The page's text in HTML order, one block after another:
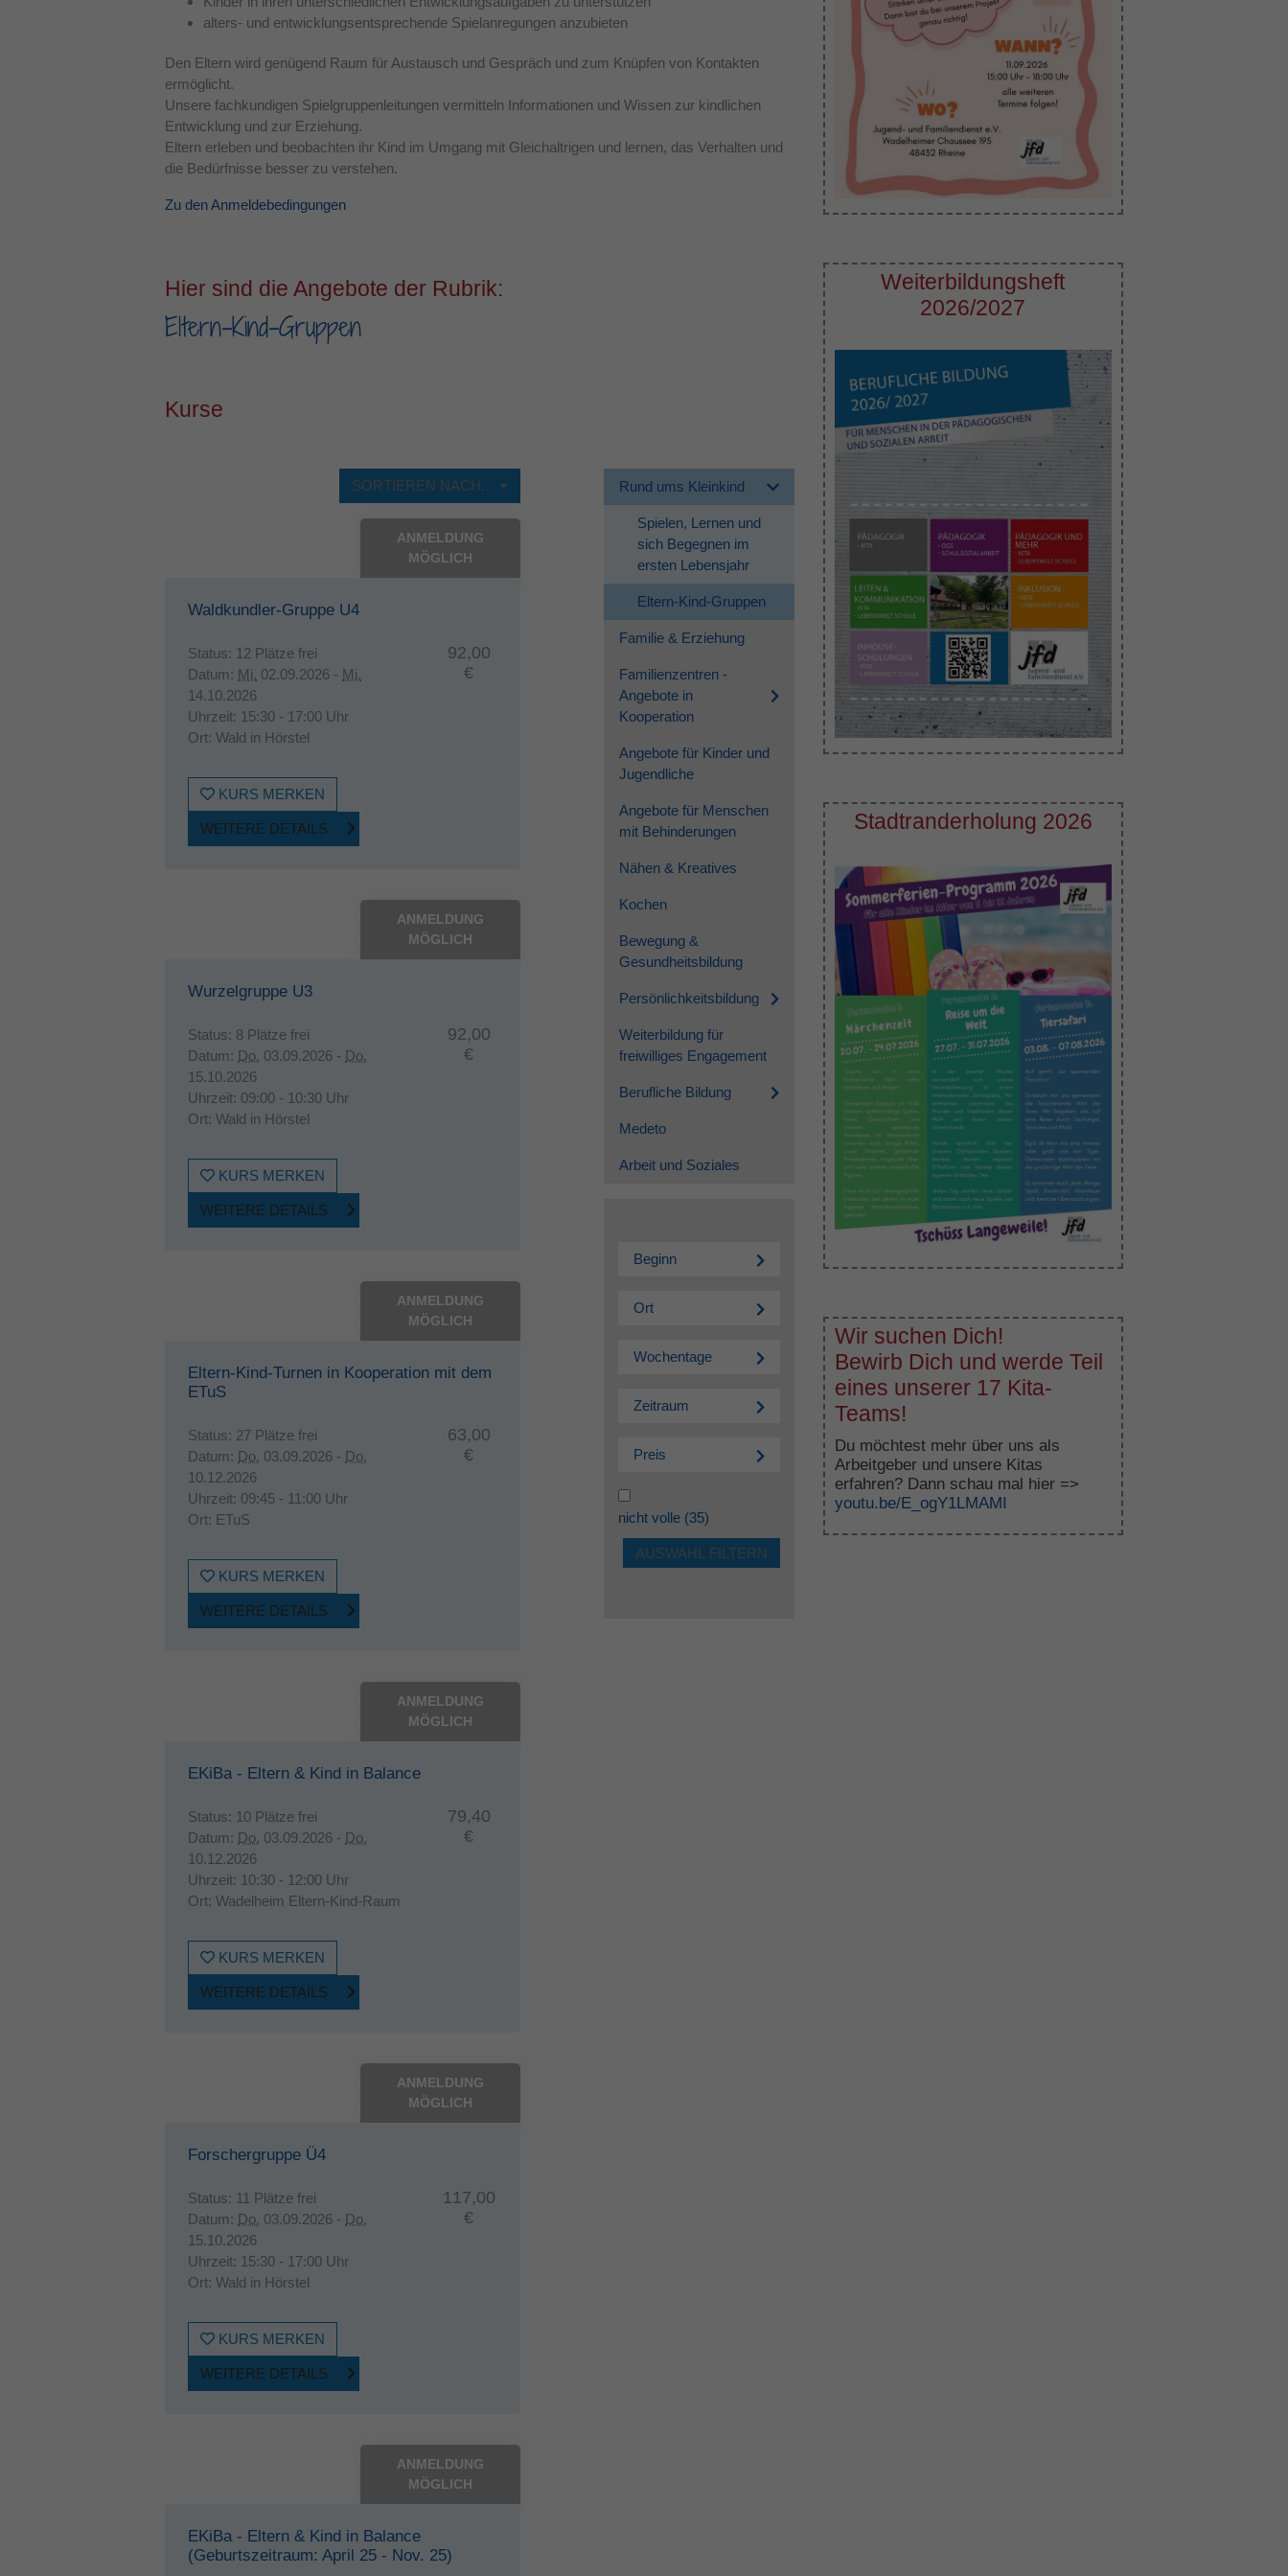
alters- und entwicklungsentsprechende Spielanregungen anzubieten
Den Eltern wird genügend Raum für Austausch und Gespräch und zum Knüpfen von Kontakten
ermöglicht.
Unsere fachkundigen Spielgruppenleitungen vermitteln Informationen und Wissen zur kindlichen
Entwicklung und zur Erziehung.
Eltern erleben und beobachten ihr Kind im Umgang mit Gleichaltrigen und lernen, das Verhalten und
die Bedürfnisse besser zu verstehen.
Zu den Anmeldebedingungen
Hier sind die Angebote der Rubrik:
Eltern-Kind-Gruppen
Kurse
SORTIEREN NACH...
ANMELDUNG
MÖGLICH
Waldkundler-Gruppe U4
Status: 12 Plätze frei
Datum: Mi. 02.09.2026 - Mi.
14.10.2026
Uhrzeit: 15:30 - 17:00 Uhr
Ort: Wald in Hörstel
92,00
€
KURS MERKEN
WEITERE DETAILS
ANMELDUNG
MÖGLICH
Wurzelgruppe U3
Status: 8 Plätze frei
Datum: Do. 03.09.2026 - Do.
15.10.2026
Uhrzeit: 09:00 - 10:30 Uhr
Ort: Wald in Hörstel
92,00
€
KURS MERKEN
WEITERE DETAILS
ANMELDUNG
MÖGLICH
Eltern-Kind-Turnen in Kooperation mit dem
ETuS
Status: 27 Plätze frei
Datum: Do. 03.09.2026 - Do.
10.12.2026
Uhrzeit: 09:45 - 11:00 Uhr
Ort: ETuS
63,00
€
KURS MERKEN
WEITERE DETAILS
ANMELDUNG
MÖGLICH
EKiBa - Eltern & Kind in Balance
Status: 10 Plätze frei
Datum: Do. 03.09.2026 - Do.
10.12.2026
Uhrzeit: 10:30 - 12:00 Uhr
Ort: Wadelheim Eltern-Kind-Raum
79,40
€
KURS MERKEN
WEITERE DETAILS
ANMELDUNG
MÖGLICH
Forschergruppe Ü4
Status: 11 Plätze frei
Datum: Do. 03.09.2026 - Do.
15.10.2026
Uhrzeit: 15:30 - 17:00 Uhr
Ort: Wald in Hörstel
117,00
€
KURS MERKEN
WEITERE DETAILS
ANMELDUNG
MÖGLICH
EKiBa - Eltern & Kind in Balance
(Geburtszeitraum: April 25 - Nov. 25)
Rund ums Kleinkind
Spielen, Lernen und
sich Begegnen im
ersten Lebensjahr
Eltern-Kind-Gruppen
Familie & Erziehung
Familienzentren -
Angebote in
Kooperation
Angebote für Kinder und
Jugendliche
Angebote für Menschen
mit Behinderungen
Nähen & Kreatives
Kochen
Bewegung &
Gesundheitsbildung
Persönlichkeitsbildung
Weiterbildung für
freiwilliges Engagement
Berufliche Bildung
Medeto
Arbeit und Soziales
Beginn
Ort
Wochentage
Zeitraum
Preis
nicht volle(35)
Weiterbildungsheft
2026/2027
Stadtranderholung 2026
Wir suchen Dich!
Bewirb Dich und werde Teil
eines unserer 17 Kita-
Teams!
Du möchtest mehr über uns als
Arbeitgeber und unsere Kitas
erfahren? Dann schau mal hier =>
youtu.be/E_ogY1LMAMI
Dieses Cookie wird verwendet, um Ihre Cookie-
Einstellungen für diese Website zu speichern.